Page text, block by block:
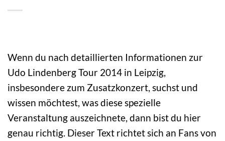
Wenn du nach detaillierten Informationen zur
Udo Lindenberg Tour 2014 in Leipzig,
insbesondere zum Zusatzkonzert, suchst und
wissen möchtest, was diese spezielle
Veranstaltung auszeichnete, dann bist du hier
genau richtig. Dieser Text richtet sich an Fans von